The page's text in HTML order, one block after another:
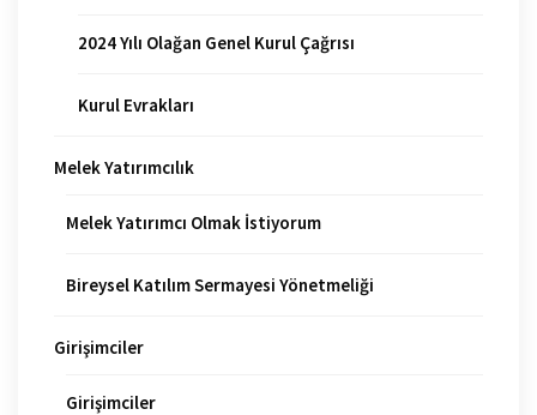
2024 Yılı Olağan Genel Kurul Çağrısı
Kurul Evrakları
Melek Yatırımcılık
Melek Yatırımcı Olmak İstiyorum
Bireysel Katılım Sermayesi Yönetmeliği
Girişimciler
Girişimciler